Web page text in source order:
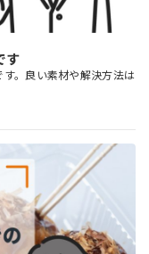
す
。良い素材や解決方法は